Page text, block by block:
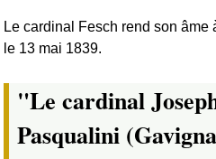
Le cardinal Fesch rend son
le 13 mai 1839.
"Le cardinal
Pasqualini